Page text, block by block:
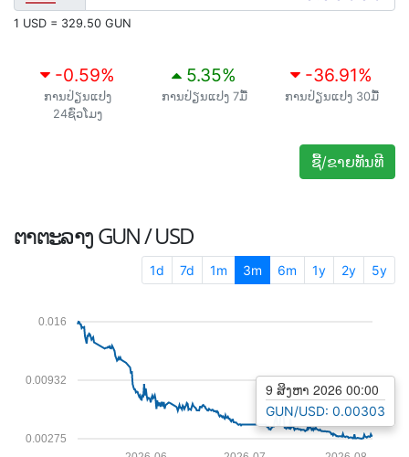
1 USD = 329.50 GUN
-0.59%
ການປ່ຽນແປງ
24ຊົ່ວໂມງ
5.35%
ການປ່ຽນແປງ 7ມື້
-36.91%
ການປ່ຽນແປງ 30ມື້
ຊື້/ຂາຍທັນທີ
ຕາຕະລາງGUN / USD
1d 7d 1m 3m 6m 1y 2y 5y
0.00275
0.00932
0.016
9 ສິງຫາ 2026 00:00
GUN/USD: 0.00303